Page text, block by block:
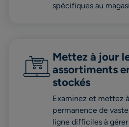
spécifiques au
Mettez à jour
assortiments
stockés
Examinez et mettez
permanence de
ligne difficiles à